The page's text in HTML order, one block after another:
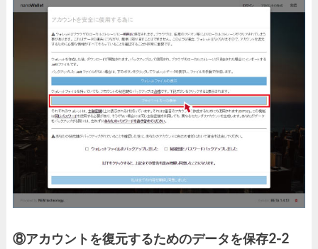
⑧アカウントを復元するためのデータを保存2-2